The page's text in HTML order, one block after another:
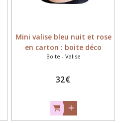
Mini valise bleu nuit et rose
en carton : boite déco
glamour
Boite - Valise
32€